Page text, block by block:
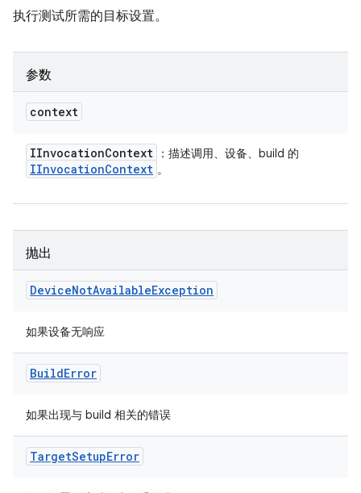
执行测试所需的目标设置。
参数
context
IInvocationContext ：描述调用、设备、build 的
IInvocationContext 。
抛出
DeviceNotAvailableException
如果设备无响应
BuildError
如果出现与 build 相关的错误
TargetSetupError